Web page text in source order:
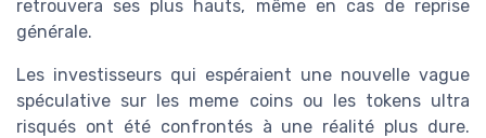
retrouvera ses plus hauts, même en cas de reprise
générale.
Les investisseurs qui espéraient une nouvelle vague
spéculative sur les meme coins ou les tokens ultra
risqués ont été confrontés à une réalité plus dure.